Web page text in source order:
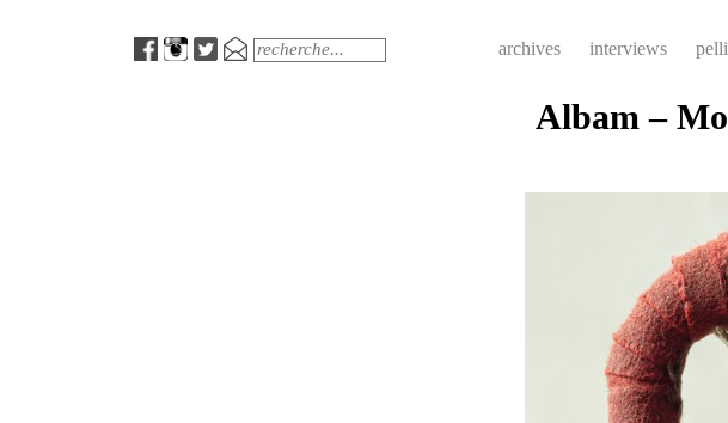
MenuSearch archives interviews
Albam –